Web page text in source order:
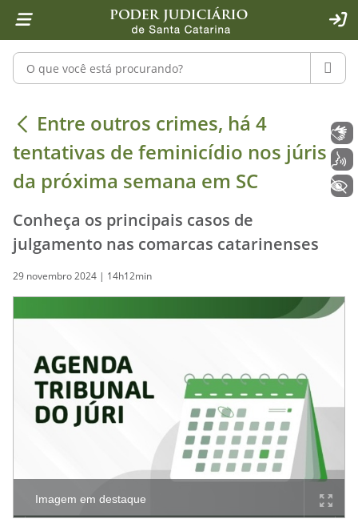
1 Ir para o conteúdo
2 Ir para a ferramenta de acessibilidade - Rybená
4 Ir para o menu principal
5 Ir para a pesquisa
6 Ir para o rodapé
7 Ir para a página inicial
Pesquisar no portal
Entre outros crimes, há 4
Entre outros crimes, há 4
tentativas de feminicídio nos júris
da próxima semana em SC
Conheça os principais casos de
julgamento nas comarcas catarinenses
29 novembro 2024 | 14h12min
Imagem em destaque
Voz
+ Acessibilidade